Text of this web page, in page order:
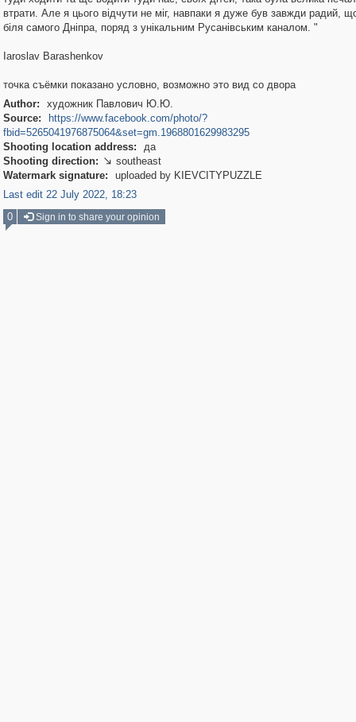
втрати. Але я цього відчути не міг, навпаки я дуже був завжди радий,
біля самого Дніпра, поряд з унікальним Русанівським каналом. "
Iaroslav Barashenkov
точка съёмки показано условно, возможно это вид со двора
Author:
художник Павлович Ю.Ю.
Source:
https://www.facebook.com/photo/?
fbid=5265041976875064&set=gm.1968801629983295
Shooting location address:
да
Shooting direction:  southeast
Watermark signature:
uploaded by KIEVCITYPUZZLE
Last edit 22 July 2022, 18:23
0
Sign in to share your opinion